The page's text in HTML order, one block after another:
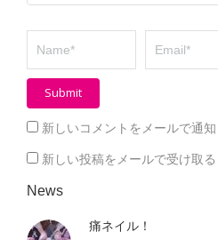
Submit
新しいコメントをメールで通知
新しい投稿をメールで受け取る
News
痛ネイル！